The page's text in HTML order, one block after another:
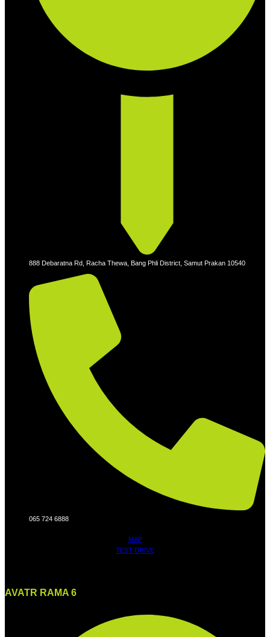
888 Debaratna Rd, Racha Thewa, Bang Phli District, Samut Prakan 10540
065 724 6888
MAP
TEST DRIVE
AVATR RAMA 6